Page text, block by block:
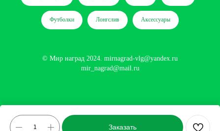
Заказать
Футболки Лонгслив Аксессуары
© Мир наград 2024. mirnagrad-vlg@yandex.ru
mir_nagrad@mail.ru